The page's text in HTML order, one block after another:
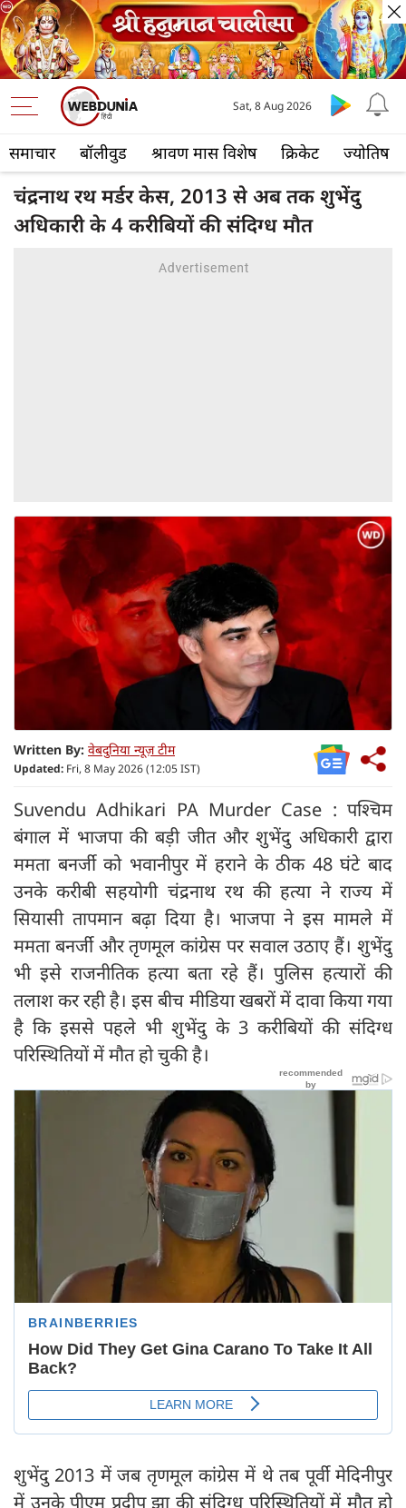
समाचार बॉलीवुड श्रावण मास विशेष क्रिकेट ज्योतिष
Sat, 8 Aug 2026
चंद्रनाथ रथ मर्डर केस, 2013 से अब तक शुभेंदु
अधिकारी के 4 करीबियों की संदिग्ध मौत
Written By: वेबदुनिया न्यूज़ टीम
Updated: Fri, 8 May 2026 (12:05 IST)
Suvendu Adhikari PA Murder Case : पश्चिम
बंगाल में भाजपा की बड़ी जीत और शुभेंदु अधिकारी द्वारा
ममता बनर्जी को भवानीपुर में हराने के ठीक 48 घंटे बाद
उनके करीबी सहयोगी चंद्रनाथ रथ की हत्या ने राज्य में
सियासी तापमान बढ़ा दिया है। भाजपा ने इस मामले में
ममता बनर्जी और तृणमूल कांग्रेस पर सवाल उठाए हैं। शुभेंदु
भी इसे राजनीतिक हत्या बता रहे हैं। पुलिस हत्यारों की
तलाश कर रही है। इस बीच मीडिया खबरों में दावा किया गया
है कि इससे पहले भी शुभेंदु के 3 करीबियों की संदिग्ध
परिस्थितियों में मौत हो चुकी है।
शुभेंदु 2013 में जब तृणमूल कांग्रेस में थे तब पूर्वी मेदिनीपुर
में उनके पीएम प्रदीप झा की संदिग्ध परिस्थितियों में मौत हो